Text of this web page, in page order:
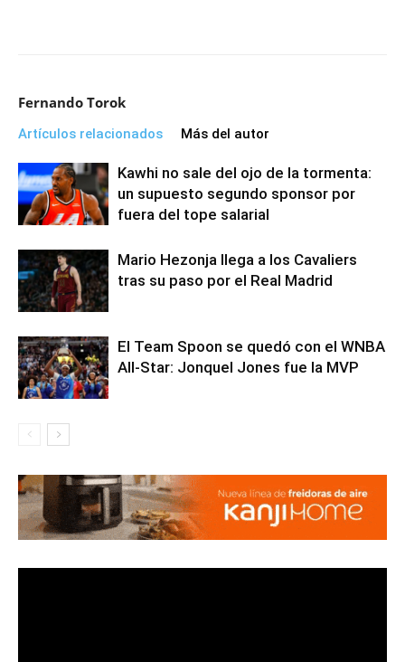
Fernando Torok
Artículos relacionados Más del autor
Kawhi no sale del ojo de la tormenta:
un supuesto segundo sponsor por
fuera del tope salarial
Mario Hezonja llega a los Cavaliers
tras su paso por el Real Madrid
El Team Spoon se quedó con el WNBA
All-Star: Jonquel Jones fue la MVP